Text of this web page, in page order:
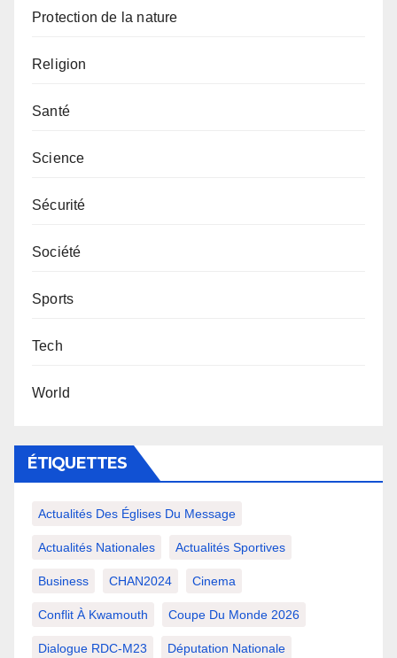
Protection de la nature
Religion
Santé
Science
Sécurité
Société
Sports
Tech
World
ÉTIQUETTES
Actualités Des Églises Du Message
Actualités Nationales Actualités Sportives
Business CHAN2024 Cinema
Conflit À Kwamouth Coupe Du Monde 2026
Dialogue RDC-M23 Députation Nationale